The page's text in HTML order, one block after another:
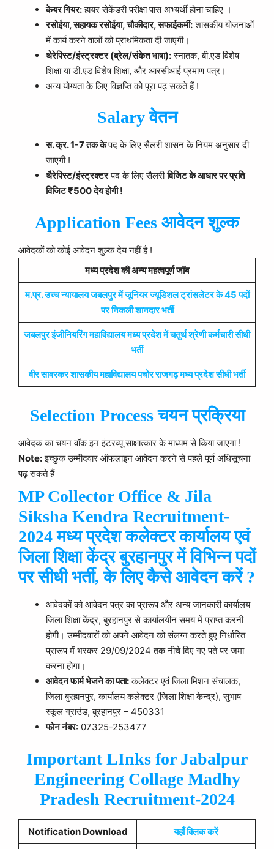
केयर गियर:हायर सेकेंडरी परीक्षा पास अभ्यर्थी होना चाहिए ।
रसोईया, सहायक रसोईया, चौकीदार, सफाईकर्मी:शासकीय योजनाओं
में कार्य करने वालों को प्राथमिकता दी जाएगी।
थेरेपिस्ट/इंस्ट्रक्टर (ब्रेल/संकेत भाषा):स्नातक, बी.एड विशेष
शिक्षा या डी.एड विशेष शिक्षा, और आरसीआई प्रमाण पत्र।
अन्य योग्यता के लिए विज्ञप्ति को पूरा पढ़ सकते हैं !
Salary वेतन
स. क्र. 1-7 तक केपद के लिए सैलरी शासन के नियम अनुसार दी
जाएगी !
थैरेपिस्ट/इंस्ट्रक्टरपद के लिए सैलरीविजिट के आधार पर प्रति
विजिट ₹500 देय होगी !
Application Fees आवेदन शुल्क
आवेदकों को कोई आवेदन शुल्क देय नहीं है !
मध्य प्रदेश की अन्य महत्वपूर्ण जॉब
म.प्र. उच्च न्यायालय जबलपुर में जूनियर ज्यूडिशल ट्रांसलेटर के 45 पदों
पर निकली शानदार भर्ती
जबलपुर इंजीनियरिंग महाविद्यालय मध्य प्रदेश में चतुर्थ श्रेणी कर्मचारी सीधी
भर्ती
वीर सावरकर शासकीय महाविद्यालय पचोर राजगढ़ मध्य प्रदेश सीधी भर्ती
Selection Process चयन प्रक्रिया
आवेदक का चयन वॉक इन इंटरव्यू साक्षात्कार के माध्यम से किया जाएगा !
Note:इच्छुक उम्मीदवार ऑफलाइन आवेदन करने से पहले पूर्ण अधिसूचना
पढ़ सकते हैं
MP Collector Office & Jila
Siksha Kendra Recruitment-
2024 मध्य प्रदेश कलेक्टर कार्यालय एवं
जिला शिक्षा केंद्र बुरहानपुर में विभिन्न पदों
पर सीधी भर्ती, के लिए कैसे आवेदन करें ?
आवेदकों को आवेदन पत्र का प्रारूप और अन्य जानकारी कार्यालय
जिला शिक्षा केंद्र, बुरहानपुर से कार्यालयीन समय में प्राप्त करनी
होगी। उम्मीदवारों को अपने आवेदन को संलग्न करते हुए निर्धारित
प्रारूप में भरकर 29/09/2024 तक नीचे दिए गए पते पर जमा
करना होगा।
आवेदन फार्म भेजने का पता:कलेक्टर एवं जिला मिशन संचालक,
जिला बुरहानपुर, कार्यालय कलेक्टर (जिला शिक्षा केन्द्र), सुभाष
स्कूल ग्राउंड, बुरहानपुर – 450331
फोन नंबर: 07325-253477
Important LInks for Jabalpur
Engineering Collage Madhy
Pradesh Recruitment-2024
Notification Download यहाँ क्लिक करें